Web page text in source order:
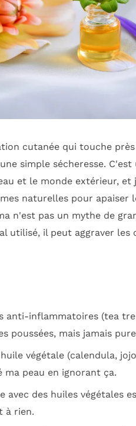
cutanée qui touche
simple sécheresse. C'est
et le monde extérieur, et
naturelles pour apaiser
n'est pas un mythe de
utilisé, il peut aggraver les
anti-inflammatoires (tea
poussées, mais jamais
végétale (calendula,
peau en ignorant ça.
avec des huiles végétales
à rien.